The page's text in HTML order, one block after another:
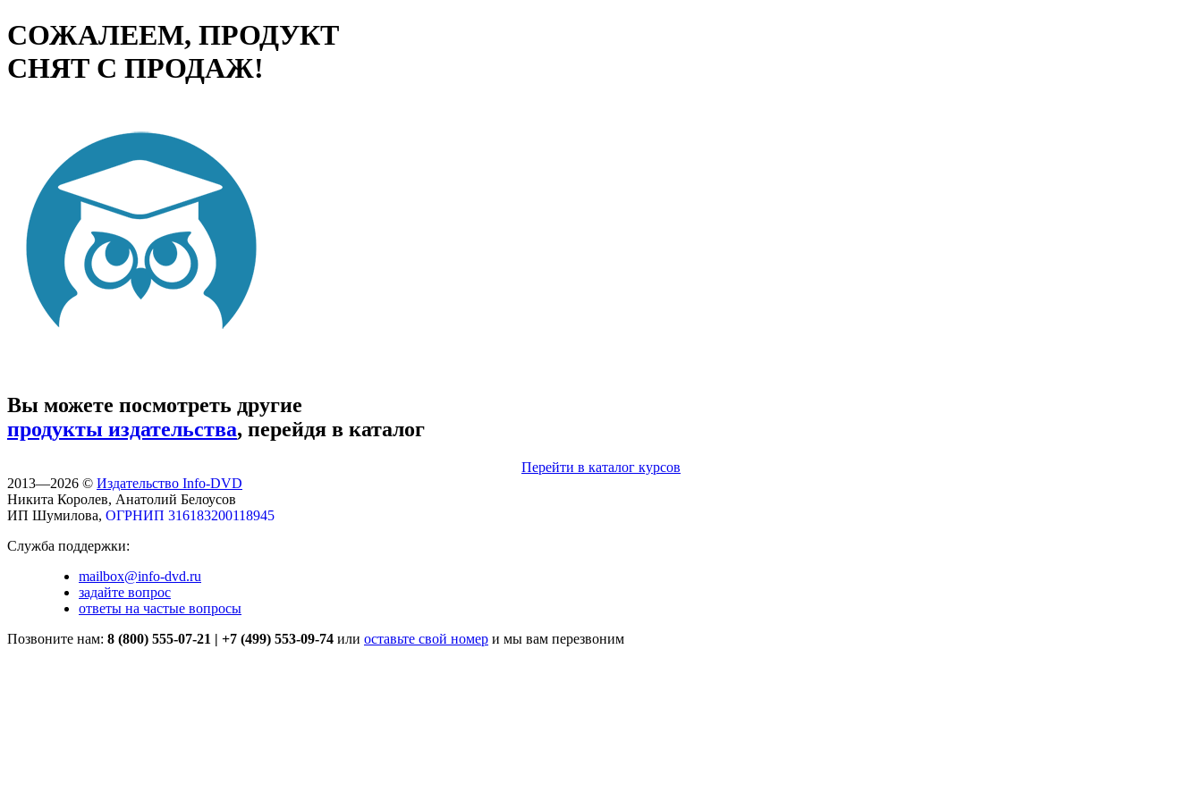
СОЖАЛЕЕМ, ПРОДУКТ
СНЯТ С ПРОДАЖ!
Вы можете посмотреть другие
продукты издательства, перейдя в каталог
Перейти в каталог курсов
2013—2026 © Издательство Info-DVD
Никита Королев, Анатолий Белоусов
ИП Шумилова, ОГРНИП 316183200118945
Служба поддержки:
mailbox@info-dvd.ru
задайте вопрос
ответы на частые вопросы
Позвоните нам: 8 (800) 555-07-21 | +7 (499) 553-09-74 или оставьте свой номер и мы вам перезвоним